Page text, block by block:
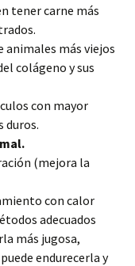
tener carne más
animales más viejos
colágeno y sus
con mayor
duros.
(mejora la
con calor
adecuados
más jugosa,
endurecerla y